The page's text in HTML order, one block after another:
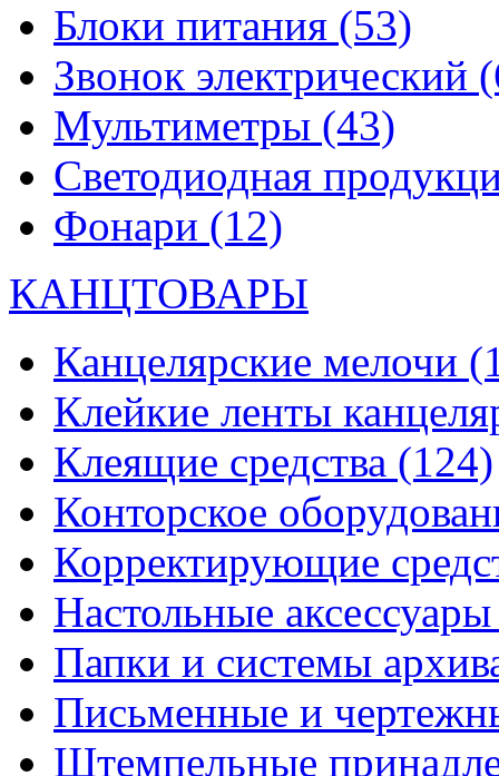
Блоки питания (53)
Звонок электрический
Мультиметры (43)
Светодиодная
Фонари (12)
КАНЦТОВАРЫ
Канцелярские мелочи
Клейкие ленты
Клеящие средства (124)
Конторское
Корректирующие
Настольные
Папки и системы
Письменные и
Штемпельные